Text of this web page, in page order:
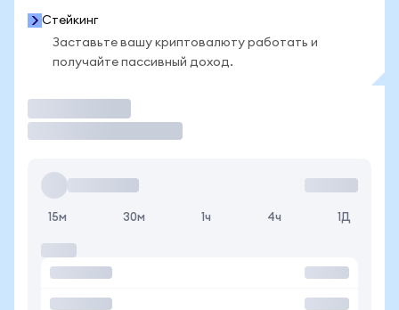
Стейкинг
Заставьте вашу криптовалюту работать и
получайте пассивный доход.
15м 30м 1ч 4ч 1Д